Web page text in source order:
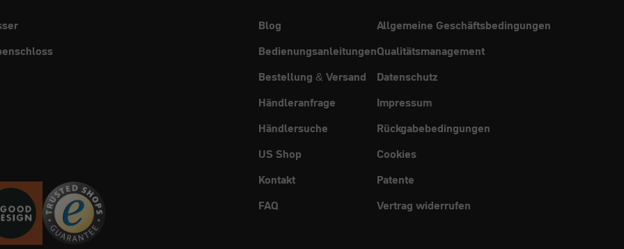
Blog
Bedienungsanleitungen
Bestellung & Versand
Händleranfrage
Händlersuche
US Shop
Kontakt
FAQ
Allgemeine Geschäftsbedingungen
Qualitätsmanagement
Datenschutz
Impressum
Rückgabebedingungen
Cookies
Patente
Vertrag widerrufen